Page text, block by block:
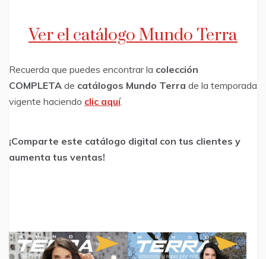
Ver el catálogo Mundo Terra
Recuerda que puedes encontrar la colección
COMPLETA de catálogos Mundo Terra de la temporada
vigente haciendo clic aquí.
¡Comparte este catálogo digital con tus clientes y
aumenta tus ventas!